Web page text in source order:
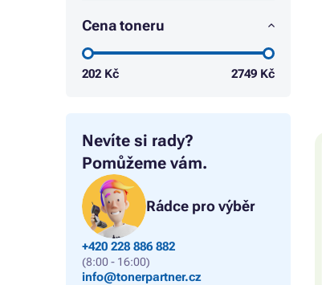
Cena toneru
202 Kč 2749 Kč
Nevíte si rady?
Pomůžeme vám.
Rádce pro výběr
+420 228 886 882
(8:00 - 16:00)
info@tonerpartner.cz